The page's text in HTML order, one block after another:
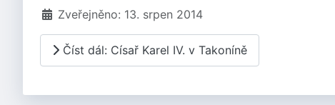
Zveřejněno: 13. srpen 2014
Číst dál: Císař Karel IV. v Takoníně